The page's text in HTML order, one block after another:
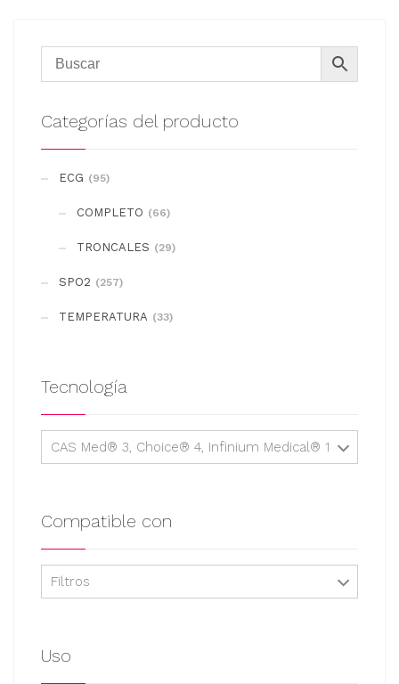
múltiples
Las
pueden
elegir
página
de
Categorías del producto
ECG (95)
COMPLETO (66)
TRONCALES (29)
SPO2 (257)
TEMPERATURA (33)
Tecnología
CAS Med® 3, Choice® 4, Infinium Medical® 1
Compatible con
Filtros
Uso